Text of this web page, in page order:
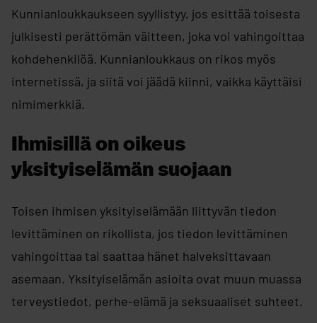
Kunnianloukkaukseen syyllistyy, jos esittää toisesta
julkisesti perättömän väitteen, joka voi vahingoittaa
kohdehenkilöä. Kunnianloukkaus on rikos myös
internetissä, ja siitä voi jäädä kiinni, vaikka käyttäisi
nimimerkkiä.
Ihmisillä on oikeus
yksityiselämän suojaan
Toisen ihmisen yksityiselämään liittyvän tiedon
levittäminen on rikollista, jos tiedon levittäminen
vahingoittaa tai saattaa hänet halveksittavaan
asemaan. Yksityiselämän asioita ovat muun muassa
terveystiedot, perhe-elämä ja seksuaaliset suhteet.